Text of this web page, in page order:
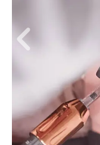
Schönheit mit
dreht sich alles
Ausdruck und
Als zertifizierte
Behandlungen
feinen Gespür für
Schönheit im
präzisen Phibrows-
natürlichen Brauen